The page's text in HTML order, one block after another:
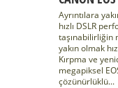
Ayrıntılara
hızlı DSLR
taşınabilirliğin
yakın olmak
Kırpma ve
megapiksel
çözünürlüklü...